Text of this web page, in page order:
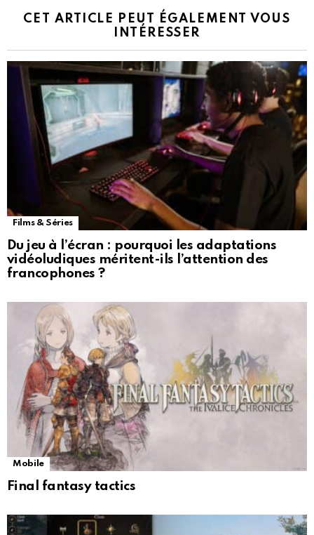
CET ARTICLE PEUT ÉGALEMENT VOUS
INTÉRESSER
Films & Séries
Du jeu à l’écran : pourquoi les adaptations
vidéoludiques méritent-ils l’attention des
francophones ?
Mobile
Final fantasy tactics